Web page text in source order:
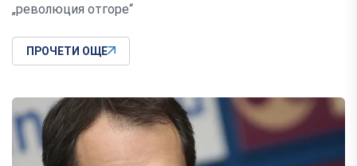
„революция отгоре“
ПРОЧЕТИ ОЩЕ